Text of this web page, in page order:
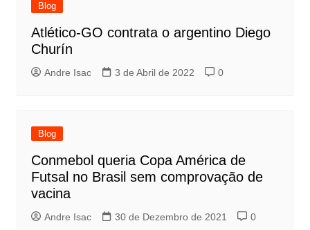
Blog
Atlético-GO contrata o argentino Diego
Churín
Andre Isac 3 de Abril de 2022 0
Blog
Conmebol queria Copa América de
Futsal no Brasil sem comprovação de
vacina
Andre Isac 30 de Dezembro de 2021 0